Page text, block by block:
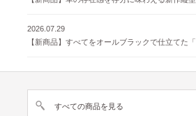
2026.07.29
すべての商品を見る